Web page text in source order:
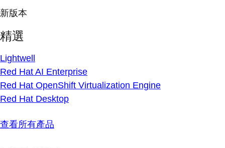
新版本
精選
Lightwell
Red Hat AI Enterprise
Red Hat OpenShift Virtualization Engine
Red Hat Desktop
查看所有產品